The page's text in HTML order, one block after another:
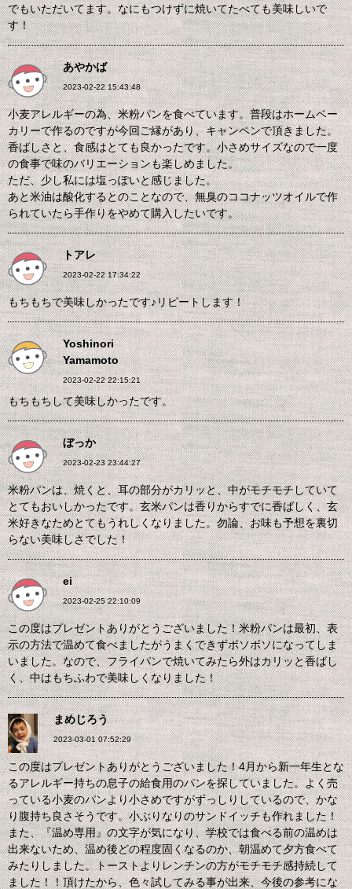
でもいただいてます。なにもつけずに焼いてたべても美味しいで
す！
あやかば
2023-02-22 15:43:48
小麦アレルギーの為、米粉パンを食べています。普段はホームベー
カリーで作るのですが今回ご縁があり、キャンペンで頂きました。
香ばしさと、食感はとても良かったです。小さめサイズなので一度
の食事で味のバリエーションも楽しめました。
ただ、少し私には塩っぽいと感じました。
あと米油は酸化するとのことなので、無臭のココナッツオイルで作
られていたら手作りをやめて購入したいです。
トアレ
2023-02-22 17:34:22
もちもちで美味しかったです♪リピートします！
Yoshinori
Yamamoto
2023-02-22 22:15:21
もちもちして美味しかったです。
ぼっか
2023-02-23 23:44:27
米粉パンは、焼くと、耳の部分がカリッと、中がモチモチしていて
とてもおいしかったです。玄米パンは香りからすでに香ばしく、玄
米好きなためとてもうれしくなりました。勿論、お味も予想を裏切
らない美味しさでした！
ei
2023-02-25 22:10:09
この度はプレゼントありがとうございました！米粉パンは最初、表
示の方法で温めて食べましたがうまくできずボソボソになってしま
いました。なので、フライパンで焼いてみたら外はカリッと香ばし
く、中はもちふわで美味しくなりました！
まめじろう
2023-03-01 07:52:29
この度はプレゼントありがとうございました！4月から新一年生とな
るアレルギー持ちの息子の給食用のパンを探していました。よく売
っている小麦のパンより小さめですがずっしりしているので、かな
り腹持ち良さそうです。小ぶりなりのサンドイッチも作れました！
また、『温め専用』の文字が気になり、学校では食べる前の温めは
出来ないため、温め後どの程度固くなるのか、朝温めて夕方食べて
みたりしました。トーストよりレンチンの方がモチモチ感持続して
ました！！頂けたから、色々試してみる事が出来、今後の参考にな